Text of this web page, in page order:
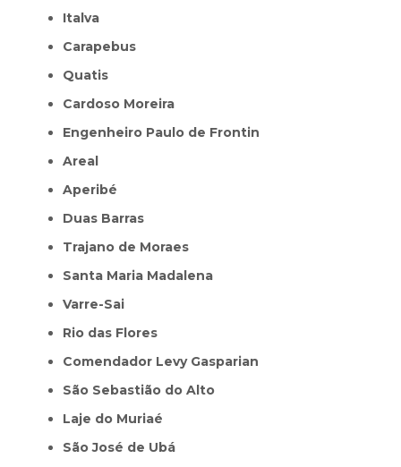
Italva
Carapebus
Quatis
Cardoso Moreira
Engenheiro Paulo de Frontin
Areal
Aperibé
Duas Barras
Trajano de Moraes
Santa Maria Madalena
Varre-Sai
Rio das Flores
Comendador Levy Gasparian
São Sebastião do Alto
Laje do Muriaé
São José de Ubá